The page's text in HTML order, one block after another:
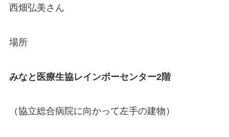
西畑弘美さん
場所
みなと医療生協レインボーセンター2階
（協立総合病院に向かって左手の建物）